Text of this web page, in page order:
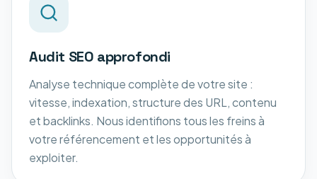
Audit SEO approfondi
Analyse technique complète de votre site :
vitesse, indexation, structure des URL, contenu
et backlinks. Nous identifions tous les freins à
votre référencement et les opportunités à
exploiter.